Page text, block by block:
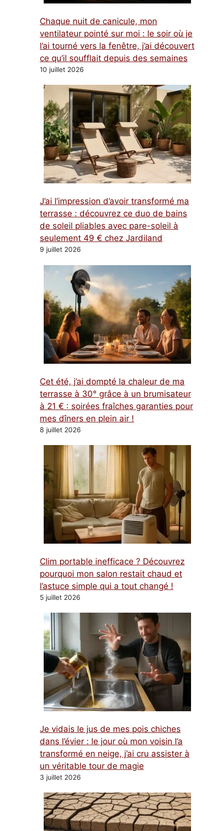
Chaque nuit de canicule, mon
ventilateur pointé sur moi : le soir où je
l’ai tourné vers la fenêtre, j’ai découvert
ce qu’il soufflait depuis des semaines
10 juillet 2026
J’ai l’impression d’avoir transformé ma
terrasse : découvrez ce duo de bains
de soleil pliables avec pare-soleil à
seulement 49 € chez Jardiland
9 juillet 2026
Cet été, j’ai dompté la chaleur de ma
terrasse à 30° grâce à un brumisateur
à 21 € : soirées fraîches garanties pour
mes dîners en plein air !
8 juillet 2026
Clim portable inefficace ? Découvrez
pourquoi mon salon restait chaud et
l’astuce simple qui a tout changé !
5 juillet 2026
Je vidais le jus de mes pois chiches
dans l’évier : le jour où mon voisin l’a
transformé en neige, j’ai cru assister à
un véritable tour de magie
3 juillet 2026